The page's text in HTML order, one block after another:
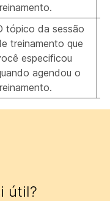
tópico da sessão
treinamento que
especificou
agendou o
útil?